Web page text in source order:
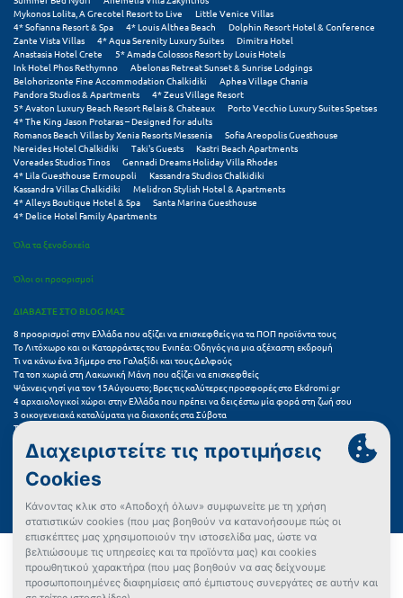
Mykonos Lolita, A Grecotel Resort to Live
Little Venice Villas
4* Sofianna Resort & Spa
4* Louis Althea Beach
Dolphin Resort Hotel & Conference
Zante Vista Villas
4* Aqua Serenity Luxury Suites
Dimitra Hotel
Anastasia Hotel Crete
5* Amada Colossos Resort by Louis Hotels
Ink Hotel Phos Rethymno
Abelonas Retreat Sunset & Sunrise Lodgings
Belohorizonte Fine Accommodation Chalkidiki
Aphea Village Chania
Pandora Studios & Apartments
4* Zeus Village Resort
5* Avaton Luxury Beach Resort Relais & Chateaux
Porto Vecchio Luxury Suites Spetses
4* The King Jason Protaras – Designed for adults
Romanos Beach Villas by Xenia Resorts Messenia
Sofia Areopolis Guesthouse
Nereides Hotel Chalkidiki
Taki's Guests
Kastri Beach Apartments
Voreades Studios Tinos
Gennadi Dreams Holiday Villa Rhodes
4* Lila Guesthouse Ermoupoli
Kassandra Studios Chalkidiki
Kassandra Villas Chalkidiki
Melidron Stylish Hotel & Apartments
4* Alleys Boutique Hotel & Spa
Santa Marina Guesthouse
4* Delice Hotel Family Apartments
Όλα τα ξενοδοχεία
Όλοι οι προορισμοί
ΔΙΑΒΑΣΤΕ ΣΤΟ BLOG ΜΑΣ
8 προορισμοί στην Ελλάδα που αξίζει να επισκεφθείς για τα ΠΟΠ προϊόντα τους
Το Λιτόχωρο και οι Καταρράκτες του Ενιπέα: Οδηγός για μια αξέχαστη εκδρομή
Τι να κάνω ένα 3ήμερο στο Γαλαξίδι και τους Δελφούς
Τα τοπ χωριά στη Λακωνική Μάνη που αξίζει να επισκεφθείς
Ψάχνεις νησί για τον 15Αύγουστο; Βρες τις καλύτερες προσφορές στο Ekdromi.gr
4 αρχαιολογικοί χώροι στην Ελλάδα που πρέπει να δεις έστω μία φορά στη ζωή σου
3 οικογενειακά καταλύματα για διακοπές στα Σύβοτα
Τα 11 καλύτερα καλοκαιρινά resorts στην Ελλάδα
7 μικρά ελληνικά νησιά για αξέχαστες καλοκαιρινές διακοπές
5+1 ινσταγκραμικές παραλίες στην Ελλάδα που αξίζουν μια θέση στο feed σου
Συχνές Ερωτήσεις (FAQs) για Ξενοδοχεία
Όροι χρήσης
Πολιτική Προστασίας Προσωπικών Δεδομένων
Πολιτική Cookies
Πώς μπορώ να αγοράσω;